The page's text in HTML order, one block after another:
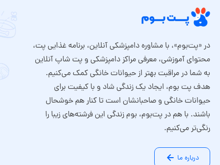
در «پت‌بوم»، با مشاوره دامپزشکی آنلاین، برنامه غذایی پت،
محتوای آموزشی، معرفی مراکز دامپزشکی و پت شاپ آنلاین
به شما در مراقبت بهتر از حیوانات خانگی کمک می‌کنیم.
هدف پت بوم، ایجاد یک زندگی شاد و با کیفیت برای
حیوانات خانگی و صاحبانشان است تا کنار هم خوشحال
باشند. با هم در پت‌بوم، بوم زندگی این فرشته‌های زیبا را
رنگی‌تر می‌کنیم.
درباره ما